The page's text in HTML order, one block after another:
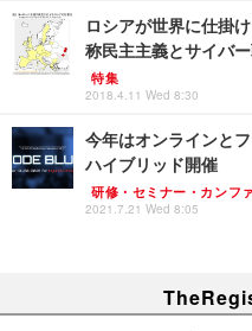
ロシアが世界に仕掛
称民主主義とサイバ
特集
2018.4.11 Wed 8:30
今年はオンラインと
ハイブリッド開催
研修・セミナー・カンフ
2021.7.21 Wed 8:05